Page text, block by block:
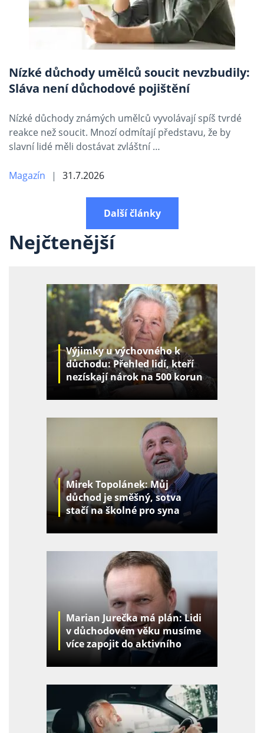
Nízké důchody umělců soucit nevzbudily:
Sláva není důchodové pojištění
Nízké důchody známých umělců vyvolávají spíš tvrdé
reakce než soucit. Mnozí odmítají představu, že by
slavní lidé měli dostávat zvláštní …
Magazín 31.7.2026
Další články
Nejčtenější
Výjimky u výchovného k
důchodu: Přehled lidí, kteří
nezískají nárok na 500 korun
za děti
Mirek Topolánek: Můj
důchod je směšný, sotva
stačí na školné pro syna
Marian Jurečka má plán: Lidi
v důchodovém věku musíme
více zapojit do aktivního